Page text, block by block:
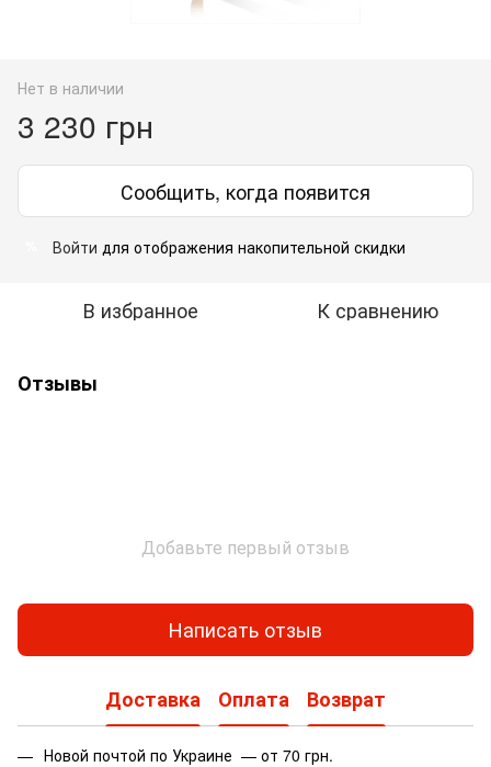
Нет в наличии
3 230 грн
Сообщить, когда появится
Войти для отображения накопительной скидки
В избранное К сравнению
Отзывы
Добавьте первый отзыв
Написать отзыв
Доставка Оплата Возврат
Новой почтой по Украине — от 70 грн.